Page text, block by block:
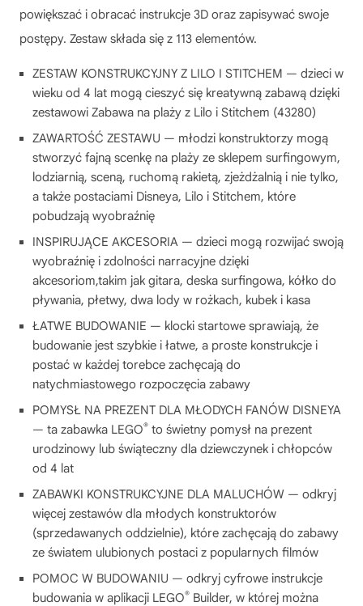
powiększać i obracać instrukcje 3D oraz zapisywać swoje
postępy. Zestaw składa się z 113 elementów.
ZESTAW KONSTRUKCYJNY Z LILO I STITCHEM — dzieci w
wieku od 4 lat mogą cieszyć się kreatywną zabawą dzięki
zestawowi Zabawa na plaży z Lilo i Stitchem (43280)
ZAWARTOŚĆ ZESTAWU — młodzi konstruktorzy mogą
stworzyć fajną scenkę na plaży ze sklepem surfingowym,
lodziarnią, sceną, ruchomą rakietą, zjeżdżalnią i nie tylko,
a także postaciami Disneya, Lilo i Stitchem, które
pobudzają wyobraźnię
INSPIRUJĄCE AKCESORIA — dzieci mogą rozwijać swoją
wyobraźnię i zdolności narracyjne dzięki
akcesoriom,takim jak gitara, deska surfingowa, kółko do
pływania, płetwy, dwa lody w rożkach, kubek i kasa
ŁATWE BUDOWANIE — klocki startowe sprawiają, że
budowanie jest szybkie i łatwe, a proste konstrukcje i
postać w każdej torebce zachęcają do
natychmiastowego rozpoczęcia zabawy
POMYSŁ NA PREZENT DLA MŁODYCH FANÓW DISNEYA
— ta zabawka LEGO® to świetny pomysł na prezent
urodzinowy lub świąteczny dla dziewczynek i chłopców
od 4 lat
ZABAWKI KONSTRUKCYJNE DLA MALUCHÓW — odkryj
więcej zestawów dla młodych konstruktorów
(sprzedawanych oddzielnie), które zachęcają do zabawy
ze światem ulubionych postaci z popularnych filmów
POMOC W BUDOWANIU — odkryj cyfrowe instrukcje
budowania w aplikacji LEGO® Builder, w której można